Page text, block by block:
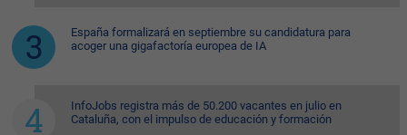
España formalizará en septiembre su candidatura para
acoger una gigafactoría europea de IA
InfoJobs registra más de 50.200 vacantes en julio en
Cataluña, con el impulso de educación y formación